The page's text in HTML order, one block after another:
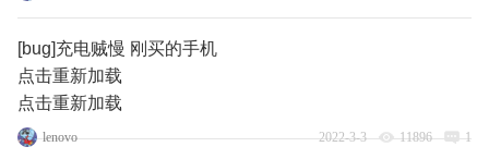
[bug]充电贼慢 刚买的手机
点击重新加载
点击重新加载
lenovo 2022-3-3 11896 1